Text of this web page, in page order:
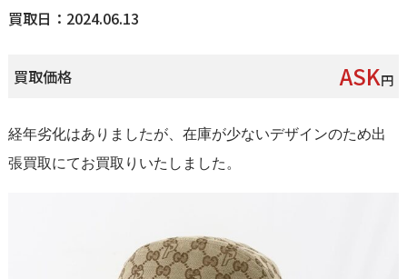
買取日：2024.06.13
買取価格 ASK円
経年劣化はありましたが、在庫が少ないデザインのため出
張買取にてお買取りいたしました。